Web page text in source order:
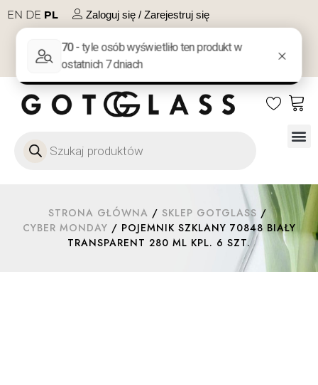
EN DE PL Zaloguj się / Zarejestruj się
NA PREZENT KONTAKT
STRONA GŁÓWNA / SKLEP GOTGLASS /
CYBER MONDAY / POJEMNIK SZKLANY 70848 BIAŁY
TRANSPARENT 280 ML KPL. 6 SZT.